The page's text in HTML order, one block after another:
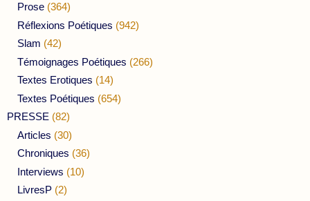
Prose (364)
Réflexions Poétiques (942)
Slam (42)
Témoignages Poétiques (266)
Textes Erotiques (14)
Textes Poétiques (654)
PRESSE (82)
Articles (30)
Chroniques (36)
Interviews (10)
LivresP (2)